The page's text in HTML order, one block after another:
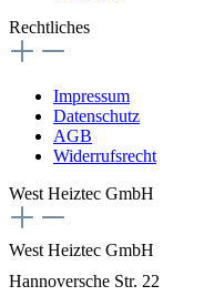
Rechtliches
Impressum
Datenschutz
AGB
Widerrufsrecht
West Heiztec GmbH
West Heiztec GmbH
Hannoversche Str. 22